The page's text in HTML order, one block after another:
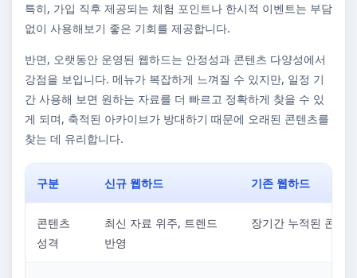
특히, 가입 직후 제공되는 체험 포인트나 한시적 이벤트는 부담
없이 사용해보기 좋은 기회를 제공합니다.
반면, 오랫동안 운영된 웹하드는 안정성과 콘텐츠 다양성에서
강점을 보입니다. 메뉴가 복잡하게 느껴질 수 있지만, 일정 기
간 사용해 보면 원하는 자료를 더 빠르고 정확하게 찾을 수 있
게 되며, 축적된 아카이브가 방대하기 때문에 오래된 콘텐츠를
찾는 데 유리합니다.
구분 신규 웹하드 기존 웹하드
콘텐츠
성격
최신 자료 위주, 트렌드
반영
장기간 누적된 콘텐